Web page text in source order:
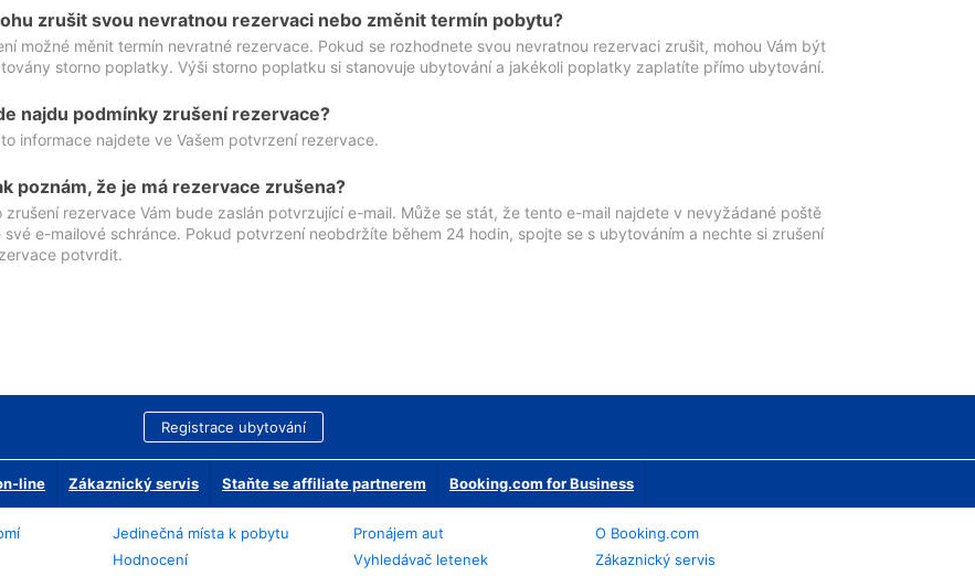
zrušit svou nevratnou rezervaci nebo změnit termín pobytu?
možné měnit termín nevratné rezervace. Pokud se rozhodnete svou nevratnou rezervaci zrušit, mohou Vám být
storno poplatky. Výši storno poplatku si stanovuje ubytování a jakékoli poplatky zaplatíte přímo ubytování.
najdu podmínky zrušení rezervace?
informace najdete ve Vašem potvrzení rezervace.
poznám, že je má rezervace zrušena?
zrušení rezervace Vám bude zaslán potvrzující e-mail. Může se stát, že tento e-mail najdete v nevyžádané poště
své e-mailové schránce. Pokud potvrzení neobdržíte během 24 hodin, spojte se s ubytováním a nechte si zrušení
potvrdit.
Registrace ubytování
line Zákaznický servis Staňte se affiliate partnerem Booking.com for Business
Jedinečná místa k pobytu
Hodnocení
Pronájem aut
Vyhledávač letenek
O Booking.com
Zákaznický servis